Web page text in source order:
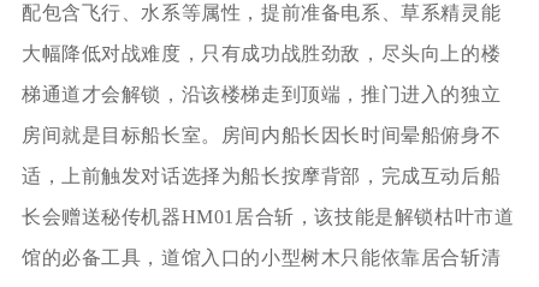
配包含飞行、水系等属性，提前准备电系、草系精灵能
大幅降低对战难度，只有成功战胜劲敌，尽头向上的楼
梯通道才会解锁，沿该楼梯走到顶端，推门进入的独立
房间就是目标船长室。房间内船长因长时间晕船俯身不
适，上前触发对话选择为船长按摩背部，完成互动后船
长会赠送秘传机器HM01居合斩，该技能是解锁枯叶市道
馆的必备工具，道馆入口的小型树木只能依靠居合斩清